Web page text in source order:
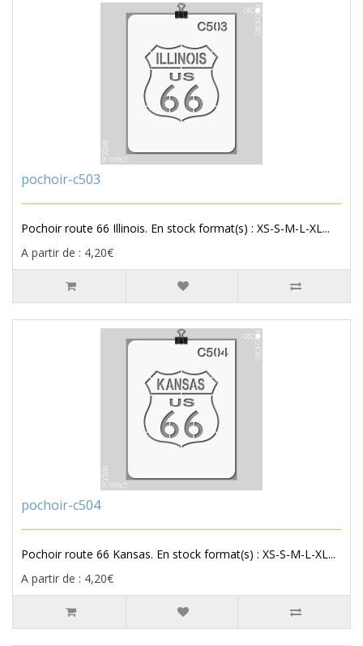
pochoir-c503
Pochoir route 66 Illinois. En stock format(s) : XS-S-M-L-XL...
A partir de : 4,20€
pochoir-c504
Pochoir route 66 Kansas. En stock format(s) : XS-S-M-L-XL...
A partir de : 4,20€